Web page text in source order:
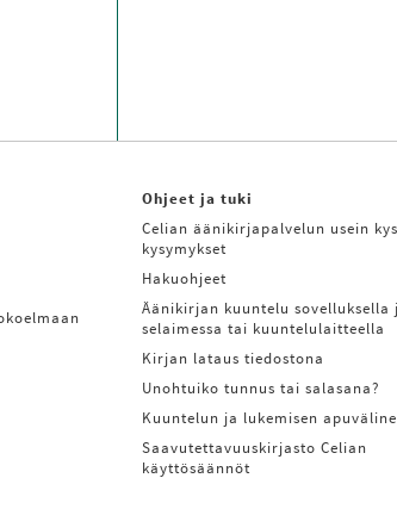
Ohjeet ja tuki
Celian äänikirjapalvelun usein
kysymykset
Hakuohjeet
Äänikirjan kuuntelu sovelluksella
selaimessa tai kuuntelulaitteella
Kirjan lataus tiedostona
Unohtuiko tunnus tai salasana?
Kuuntelun ja lukemisen
Saavutettavuuskirjasto Celian
käyttösäännöt